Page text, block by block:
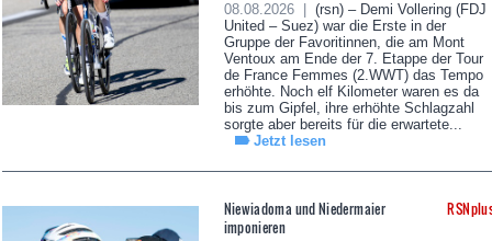
08.08.2026 |
(rsn) – Demi Vollering (FDJ
United – Suez) war die Erste in der
Gruppe der Favoritinnen, die am Mont
Ventoux am Ende der 7. Etappe der Tour
de France Femmes (2.WWT) das Tempo
erhöhte. Noch elf Kilometer waren es da
bis zum Gipfel, ihre erhöhte Schlagzahl
sorgte aber bereits für die erwartete...
Jetzt lesen
Niewiadoma und Niedermaier
imponieren